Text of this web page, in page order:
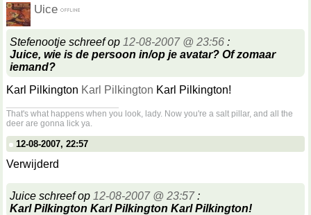
Uice
Stefenootje schreef op 12-08-2007 @ 23:56 :
Juice, wie is de persoon in/op je avatar? Of zomaar
iemand?
Karl Pilkington Karl Pilkington Karl Pilkington!
That's what happens when you look, lady. Now you're a salt pillar, and all the
deer are gonna lick ya.
12-08-2007, 22:57
Verwijderd
Juice schreef op 12-08-2007 @ 23:57:
Karl Pilkington Karl Pilkington Karl Pilkington!